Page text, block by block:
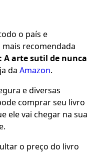
o país e
recomendada
A arte sutil de nunca
da Amazon.
e diversas
comprar seu livro
ele vai chegar na sua
o preço do livro